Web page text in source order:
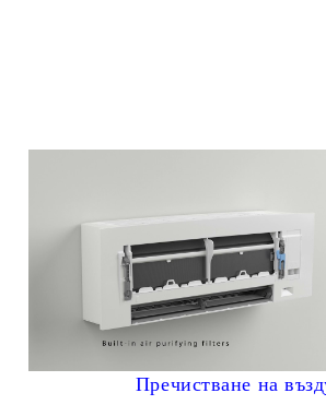
Пречистване на